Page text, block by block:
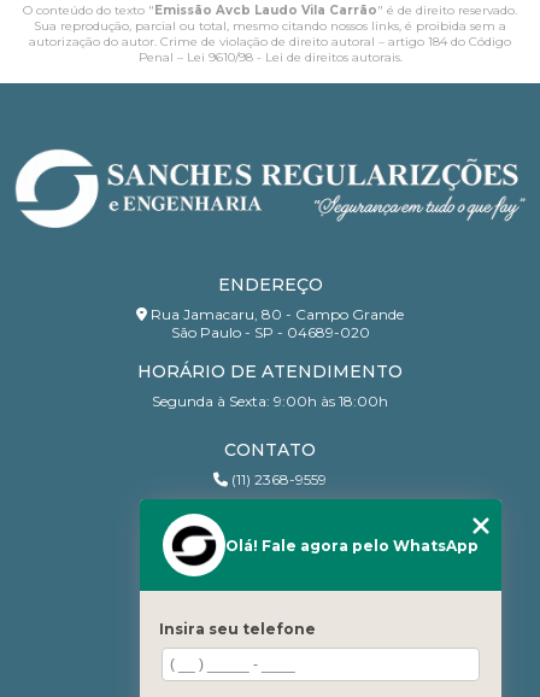
O conteúdo do texto "Emissão Avcb Laudo Vila Carrão" é de direito reservado.
Sua reprodução, parcial ou total, mesmo citando nossos links, é proibida sem a
autorização do autor. Crime de violação de direito autoral – artigo 184 do Código
Penal – Lei 9610/98 - Lei de direitos autorais.
ENDEREÇO
Rua Jamacaru, 80 - Campo Grande
São Paulo - SP - 04689-020
HORÁRIO DE ATENDIMENTO
Segunda à Sexta: 9:00h às 18:00h
CONTATO
(11) 2368-9559
contato@sanchesri.com.br
Quem Somos
Blog
Olá! Fale agora pelo WhatsApp
Insira seu telefone